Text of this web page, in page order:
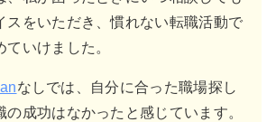
スをいただき、慣れない転職活動で
ていけました。
なしでは、自分に合った職場探し
の成功はなかったと感じています。